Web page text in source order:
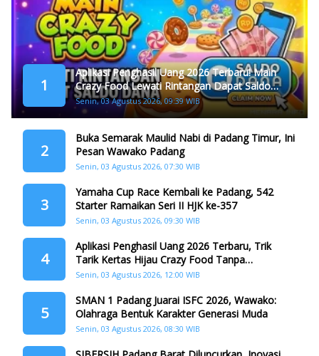
1
Aplikasi Penghasil Uang 2026 Terbaru! Main
Crazy Food Lewati Rintangan Dapat Saldo
Dana
Senin, 03 Agustus 2026, 09:39 WIB
2
Buka Semarak Maulid Nabi di Padang Timur, Ini
Pesan Wawako Padang
Senin, 03 Agustus 2026, 07:30 WIB
3
Yamaha Cup Race Kembali ke Padang, 542
Starter Ramaikan Seri II HJK ke-357
Senin, 03 Agustus 2026, 09:30 WIB
4
Aplikasi Penghasil Uang 2026 Terbaru, Trik
Tarik Kertas Hijau Crazy Food Tanpa
Penggandaan
Senin, 03 Agustus 2026, 12:00 WIB
5
SMAN 1 Padang Juarai ISFC 2026, Wawako:
Olahraga Bentuk Karakter Generasi Muda
Senin, 03 Agustus 2026, 08:30 WIB